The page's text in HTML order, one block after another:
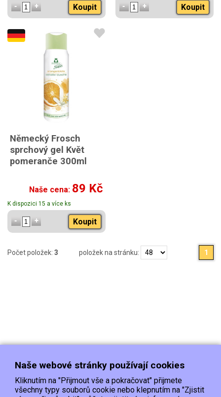
Koupit Koupit
Německý Frosch
sprchový gel Květ
pomeranče 300ml
Naše cena: 89 Kč
K dispozici 15 a více ks
Koupit
Počet položek: 3 položek na stránku: 1
Naše webové stránky používají cookies
Kliknutím na "Přijmout vše a pokračovat" přijmete
všechny typy souborů cookie nebo klepnutím na "Zjistit